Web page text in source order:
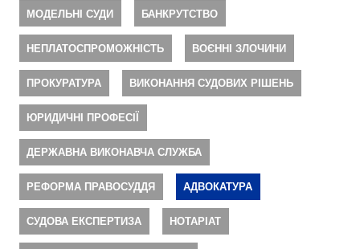
МОДЕЛЬНІ СУДИ БАНКРУТСТВО
НЕПЛАТОСПРОМОЖНІСТЬ ВОЄННІ ЗЛОЧИНИ
ПРОКУРАТУРА ВИКОНАННЯ СУДОВИХ РІШЕНЬ
ЮРИДИЧНІ ПРОФЕСІЇ
ДЕРЖАВНА ВИКОНАВЧА СЛУЖБА
РЕФОРМА ПРАВОСУДДЯ АДВОКАТУРА
СУДОВА ЕКСПЕРТИЗА НОТАРІАТ